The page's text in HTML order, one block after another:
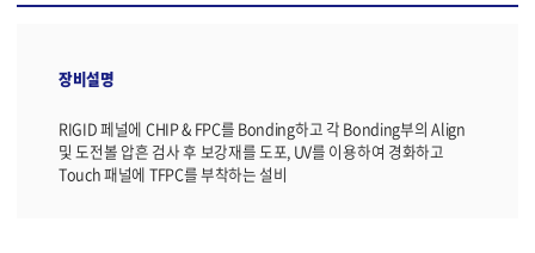
장비설명
RIGID 페널에 CHIP & FPC를 Bonding하고 각 Bonding부의 Align
및 도전볼 압흔 검사 후 보강재를 도포, UV를 이용하여 경화하고
Touch 패널에 TFPC를 부착하는 설비